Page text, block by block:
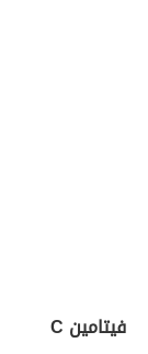
فيتامين C